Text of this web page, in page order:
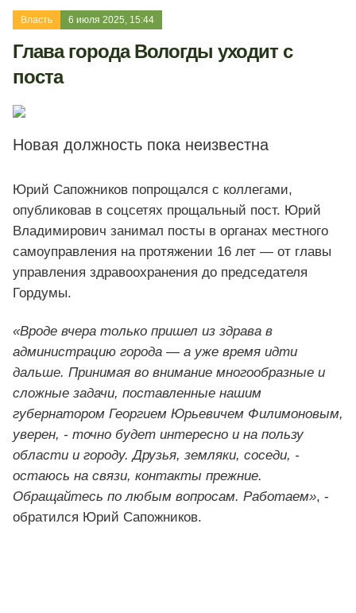
Власть 6 июля 2025, 15:44
Глава города Вологды уходит с
поста
Новая должность пока неизвестна
Юрий Сапожников попрощался с коллегами,
опубликовав в соцсетях прощальный пост. Юрий
Владимирович занимал посты в органах местного
самоуправления на протяжении 16 лет — от главы
управления здравоохранения до председателя
Гордумы.
«Вроде вчера только пришел из здрава в
администрацию города — а уже время идти
дальше. Принимая во внимание многообразные и
сложные задачи, поставленные нашим
губернатором Георгием Юрьевичем Филимоновым,
уверен, - точно будет интересно и на пользу
области и городу. Друзья, земляки, соседи, -
остаюсь на связи, контакты прежние.
Обращайтесь по любым вопросам. Работаем», -
обратился Юрий Сапожников.